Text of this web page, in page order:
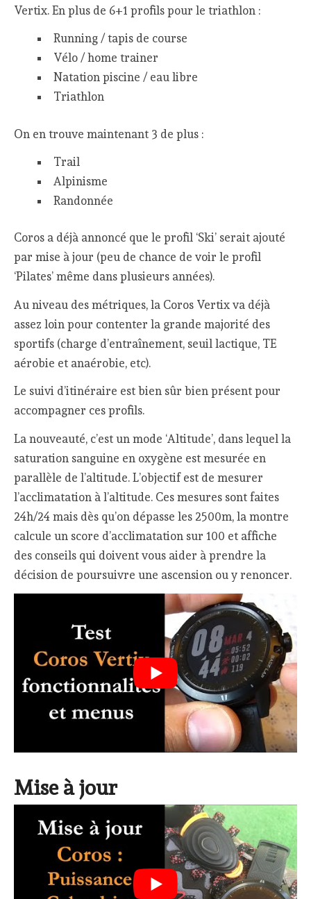
Vertix. En plus de 6+1 profils pour le triathlon :
Running / tapis de course
Vélo / home trainer
Natation piscine / eau libre
Triathlon
On en trouve maintenant 3 de plus :
Trail
Alpinisme
Randonnée
Coros a déjà annoncé que le profil ‘Ski’ serait ajouté
par mise à jour (peu de chance de voir le profil
‘Pilates’ même dans plusieurs années).
Au niveau des métriques, la Coros Vertix va déjà
assez loin pour contenter la grande majorité des
sportifs (charge d’entraînement, seuil lactique, TE
aérobie et anaérobie, etc).
Le suivi d’itinéraire est bien sûr bien présent pour
accompagner ces profils.
La nouveauté, c’est un mode ‘Altitude’, dans lequel la
saturation sanguine en oxygène est mesurée en
parallèle de l’altitude. L’objectif est de mesurer
l’acclimatation à l’altitude. Ces mesures sont faites
24h/24 mais dès qu’on dépasse les 2500m, la montre
calcule un score d’acclimatation sur 100 et affiche
des conseils qui doivent vous aider à prendre la
décision de poursuivre une ascension ou y renoncer.
Mise à jour